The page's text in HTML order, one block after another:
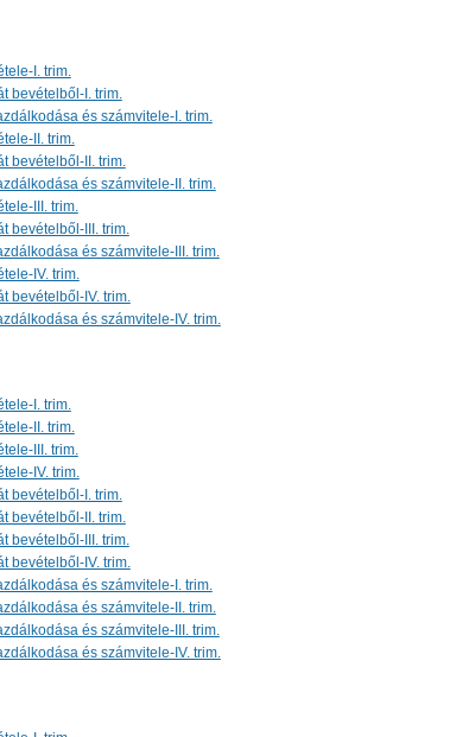
I. trim.
bevételből-I. trim.
és számvitele-I. trim.
II. trim.
bevételből-II. trim.
és számvitele-II. trim.
III. trim.
bevételből-III. trim.
és számvitele-III. trim.
IV. trim.
bevételből-IV. trim.
és számvitele-IV. trim.
I. trim.
II. trim.
III. trim.
IV. trim.
bevételből-I. trim.
bevételből-II. trim.
bevételből-III. trim.
bevételből-IV. trim.
és számvitele-I. trim.
és számvitele-II. trim.
és számvitele-III. trim.
és számvitele-IV. trim.